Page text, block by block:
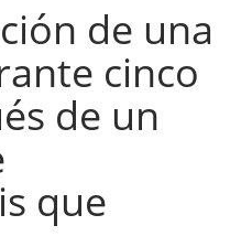
de una
cinco
de un
que